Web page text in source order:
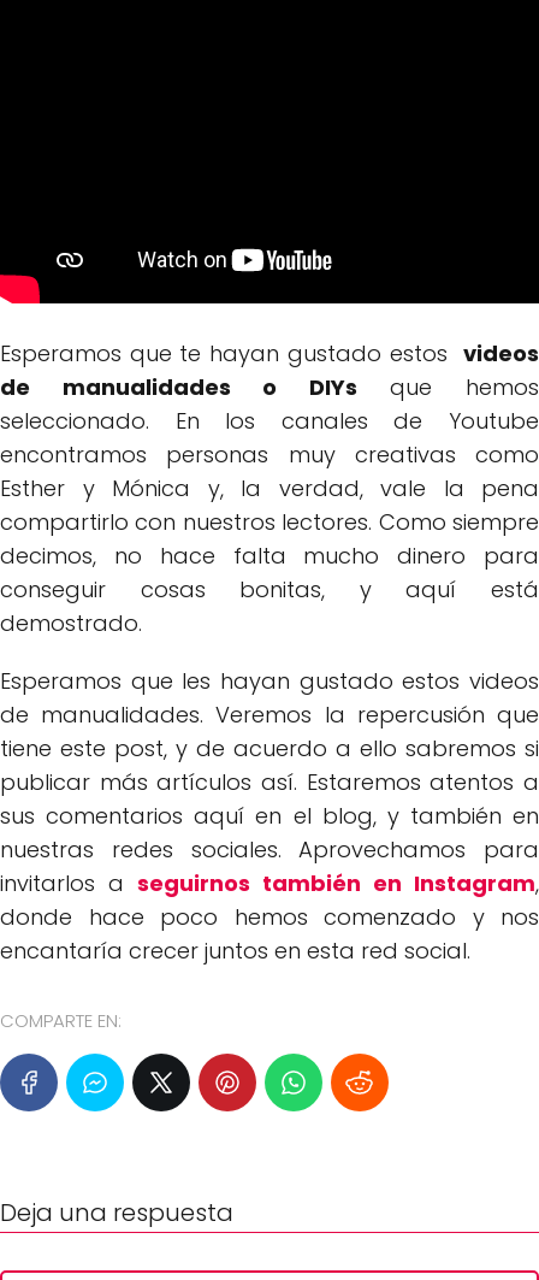
Esperamos que te hayan gustado estos videos
de manualidades o DIYs que hemos
seleccionado. En los canales de Youtube
encontramos personas muy creativas como
Esther y Mónica y, la verdad, vale la pena
compartirlo con nuestros lectores. Como siempre
decimos, no hace falta mucho dinero para
conseguir cosas bonitas, y aquí está
demostrado.
Esperamos que les hayan gustado estos videos
de manualidades. Veremos la repercusión que
tiene este post, y de acuerdo a ello sabremos si
publicar más artículos así. Estaremos atentos a
sus comentarios aquí en el blog, y también en
nuestras redes sociales. Aprovechamos para
invitarlos a seguirnos también en Instagram,
donde hace poco hemos comenzado y nos
encantaría crecer juntos en esta red social.
COMPARTE EN:
Deja una respuesta